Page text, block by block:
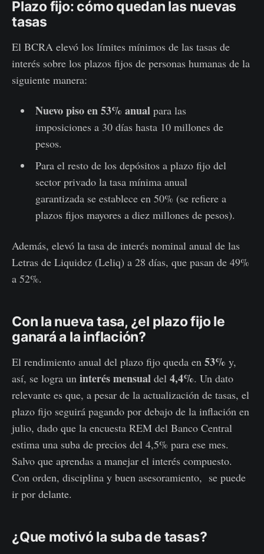
Plazo fijo: cómo quedan las nuevas
tasas
El BCRA elevó los límites mínimos de las tasas de
interés sobre los plazos fijos de personas humanas de la
siguiente manera:
Nuevo piso en 53% anual para las
imposiciones a 30 días hasta 10 millones de
pesos.
Para el resto de los depósitos a plazo fijo del
sector privado la tasa mínima anual
garantizada se establece en 50% (se refiere a
plazos fijos mayores a diez millones de pesos).
Además, elevó la tasa de interés nominal anual de las
Letras de Liquidez (Leliq) a 28 días, que pasan de 49%
a 52%.
Con la nueva tasa, ¿el plazo fijo le
ganará a la inflación?
El rendimiento anual del plazo fijo queda en 53% y,
así, se logra un interésmensual del 4,4%. Un dato
relevante es que, a pesar de la actualización de tasas, el
plazo fijo seguirá pagando por debajo de la inflación en
julio, dado que la encuesta REM del Banco Central
estima una suba de precios del 4,5% para ese mes.
Salvo que aprendas a manejar el interés compuesto.
Con orden, disciplina y buen asesoramiento, se puede
ir por delante.
¿Que motivó la suba de tasas?